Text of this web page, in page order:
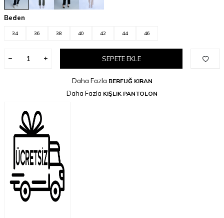
Beden
34 36 38 40 42 44 46
SEPETE EKLE
Daha Fazla BERFUĞ KIRAN
Daha Fazla KIŞLIK PANTOLON